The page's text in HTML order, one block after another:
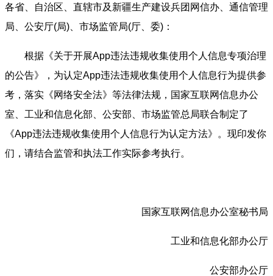
各省、自治区、直辖市及新疆生产建设兵团网信办、通信管理
局、公安厅(局)、市场监管局(厅、委)：
根据《关于开展App违法违规收集使用个人信息专项治理
的公告》，为认定App违法违规收集使用个人信息行为提供参
考，落实《网络安全法》等法律法规，国家互联网信息办公
室、工业和信息化部、公安部、市场监管总局联合制定了
《App违法违规收集使用个人信息行为认定方法》。现印发你
们，请结合监管和执法工作实际参考执行。
国家互联网信息办公室秘书局
工业和信息化部办公厅
公安部办公厅